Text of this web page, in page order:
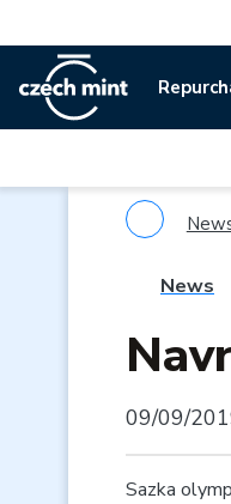
News
09/09/
Sazka